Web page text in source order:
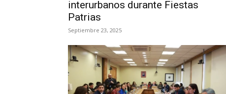
interurbanos durante Fiestas
Patrias
Septiembre 23, 2025